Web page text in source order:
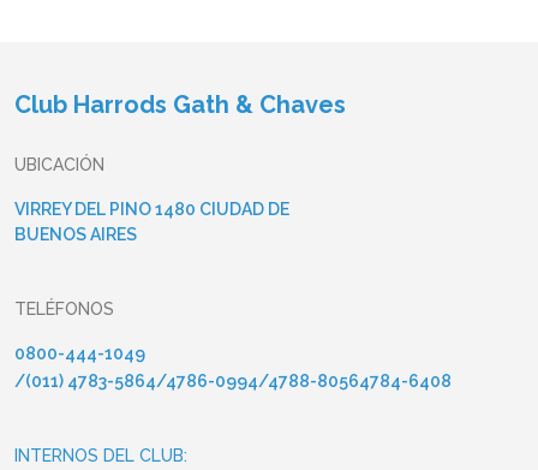
Club Harrods Gath & Chaves
UBICACIÓN
VIRREY DEL PINO 1480 CIUDAD DE
BUENOS AIRES
TELÉFONOS
0800-444-1049
/(011) 4783-5864/4786-0994/4788-80564784-6408
INTERNOS DEL CLUB: